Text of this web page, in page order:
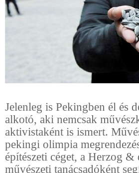
Jelenleg is Pekingben él és
alkotó, aki nemcsak
aktivistaként is ismert.
pekingi olimpia
építészeti céget, a Herzog
művészeti tanácsadóként